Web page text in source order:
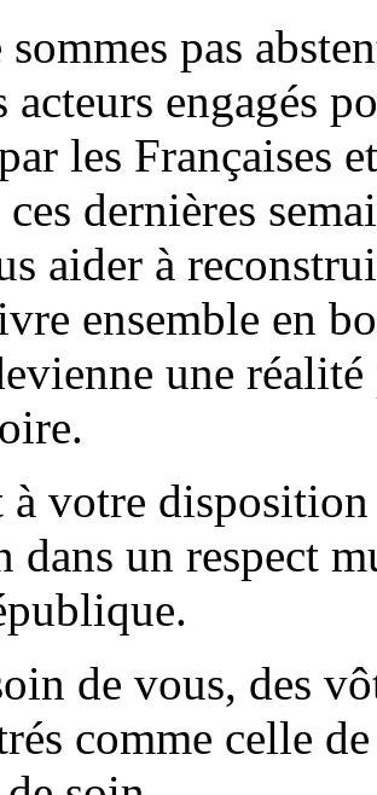
pas
acteurs engagés
les Françaises
dernières
aider à
ensemble en
une
à votre
dans un respect
de vous, des
comme celle